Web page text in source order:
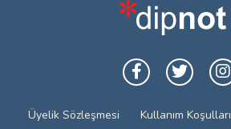
Üyelik Sözleşmesi Kullanım Koşulları